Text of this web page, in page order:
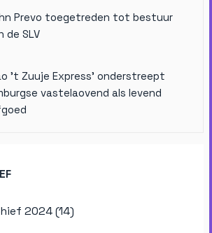
Prevo toegetreden tot bestuur
de SLV
’t Zuuje Express’ onderstreept
vastelaovend als levend
2024 (14)